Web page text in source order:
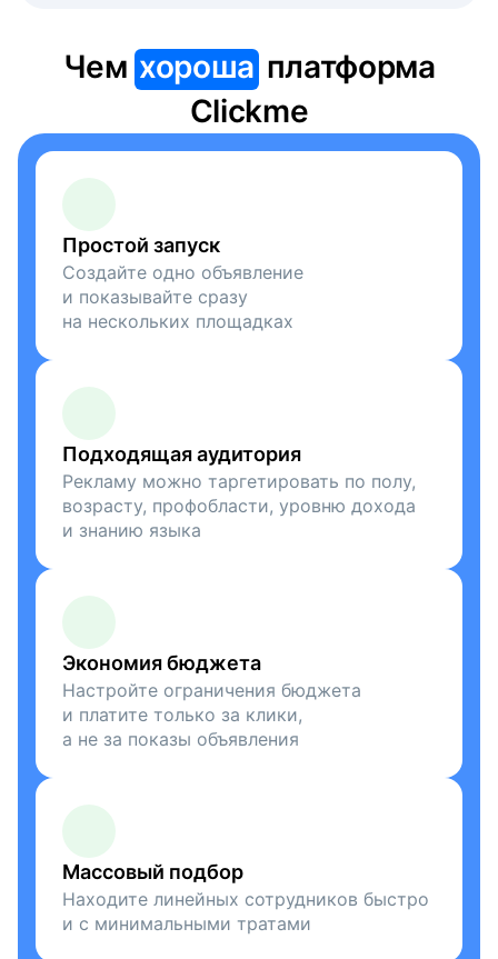
Чемхороша платформа
Clickme
Простой запуск
Создайте одно объявление
и показывайте сразу
на нескольких площадках
Подходящая аудитория
Рекламу можно таргетировать по полу,
возрасту, профобласти, уровню дохода
и знанию языка
Экономия бюджета
Настройте ограничения бюджета
и платите только за клики,
а не за показы объявления
Массовый подбор
Находите линейных сотрудников быстро
и с минимальными тратами